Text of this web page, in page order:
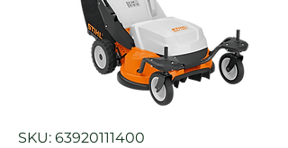
SKU: 63920111400